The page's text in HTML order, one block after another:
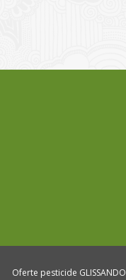
Oferte pesticide GLISSANDO